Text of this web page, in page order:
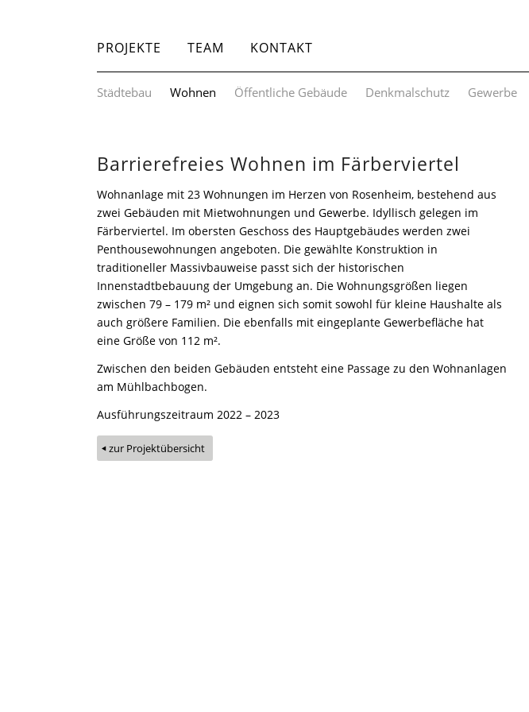
PROJEKTE TEAM KONTAKT
Städtebau Wohnen Öffentliche Gebäude Denkmalschutz Gewerbe
Barrierefreies Wohnen im Färberviertel
Wohnanlage mit 23 Wohnungen im Herzen von Rosenheim, bestehend aus
zwei Gebäuden mit Mietwohnungen und Gewerbe. Idyllisch gelegen im
Färberviertel. Im obersten Geschoss des Hauptgebäudes werden zwei
Penthousewohnungen angeboten. Die gewählte Konstruktion in
traditioneller Massivbauweise passt sich der historischen
Innenstadtbebauung der Umgebung an. Die Wohnungsgrößen liegen
zwischen 79 – 179 m² und eignen sich somit sowohl für kleine Haushalte als
auch größere Familien. Die ebenfalls mit eingeplante Gewerbefläche hat
eine Größe von 112 m².
Zwischen den beiden Gebäuden entsteht eine Passage zu den Wohnanlagen
am Mühlbachbogen.
Ausführungszeitraum 2022 – 2023
zur Projektübersicht